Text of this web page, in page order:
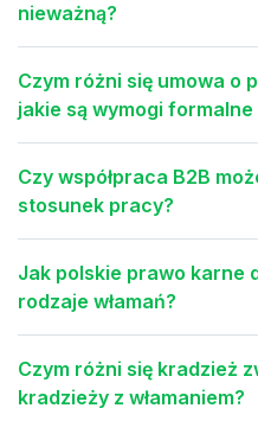
nieważną?
Czym różni się umowa o
jakie są wymogi
Czy współpraca B2B
stosunek pracy?
Jak polskie prawo karne
rodzaje włamań?
Czym różni się kradzież
kradzieży z włamaniem?